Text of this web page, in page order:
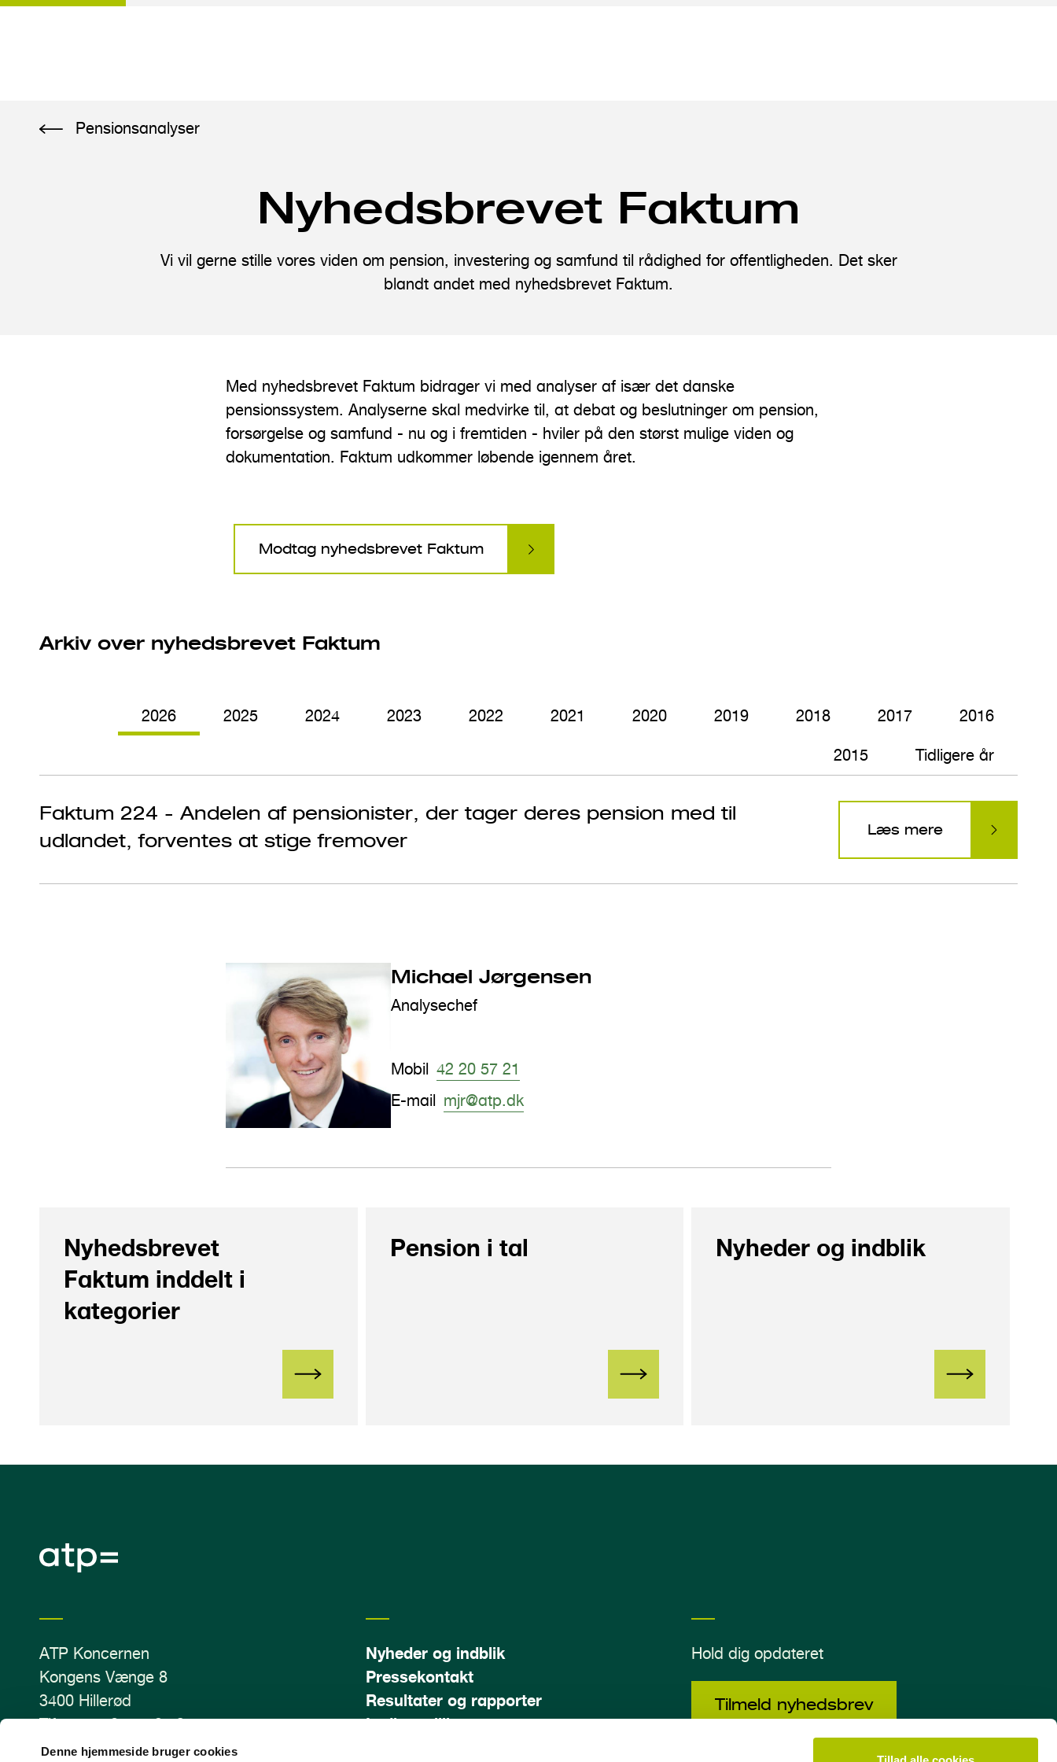
Denne hjemmeside bruger cookies
Pensionsanalyser
Nyhedsbrevet Faktum
Vi vil gerne stille vores viden om pension, investering og samfund til rådighed for offentligheden. Det sker
blandt andet med nyhedsbrevet Faktum.
Med nyhedsbrevet Faktum bidrager vi med analyser af især det danske
pensionssystem. Analyserne skal medvirke til, at debat og beslutninger om pension,
forsørgelse og samfund - nu og i fremtiden - hviler på den størst mulige viden og
dokumentation. Faktum udkommer løbende igennem året.
Modtag nyhedsbrevet Faktum
Arkiv over nyhedsbrevet Faktum
2026
Faktum 224 - Andelen af pensionister, der tager deres pension med til
udlandet, forventes at stige fremover
Læs mere
2025 2024 2023 2022 2021 2020 2019 2018 2017 2016
2015 Tidligere år
Michael Jørgensen
Analysechef
Mobil 42 20 57 21
E-mail mjr@atp.dk
Nyhedsbrevet
Faktum inddelt i
kategorier
Pension i tal Nyheder og indblik
ATP Koncernen
Kongens Vænge 8
3400 Hillerød
Tlf.: +45 70 11 12 13
CVR-nr. 43405810
Nyheder og indblik
Pressekontakt
Resultater og rapporter
Ledige stillinger
Hold dig opdateret
Tilmeld nyhedsbrev